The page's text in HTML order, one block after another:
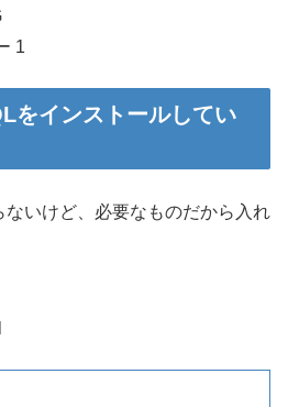
1
をインストールしてい
いけど、必要なものだから入れ